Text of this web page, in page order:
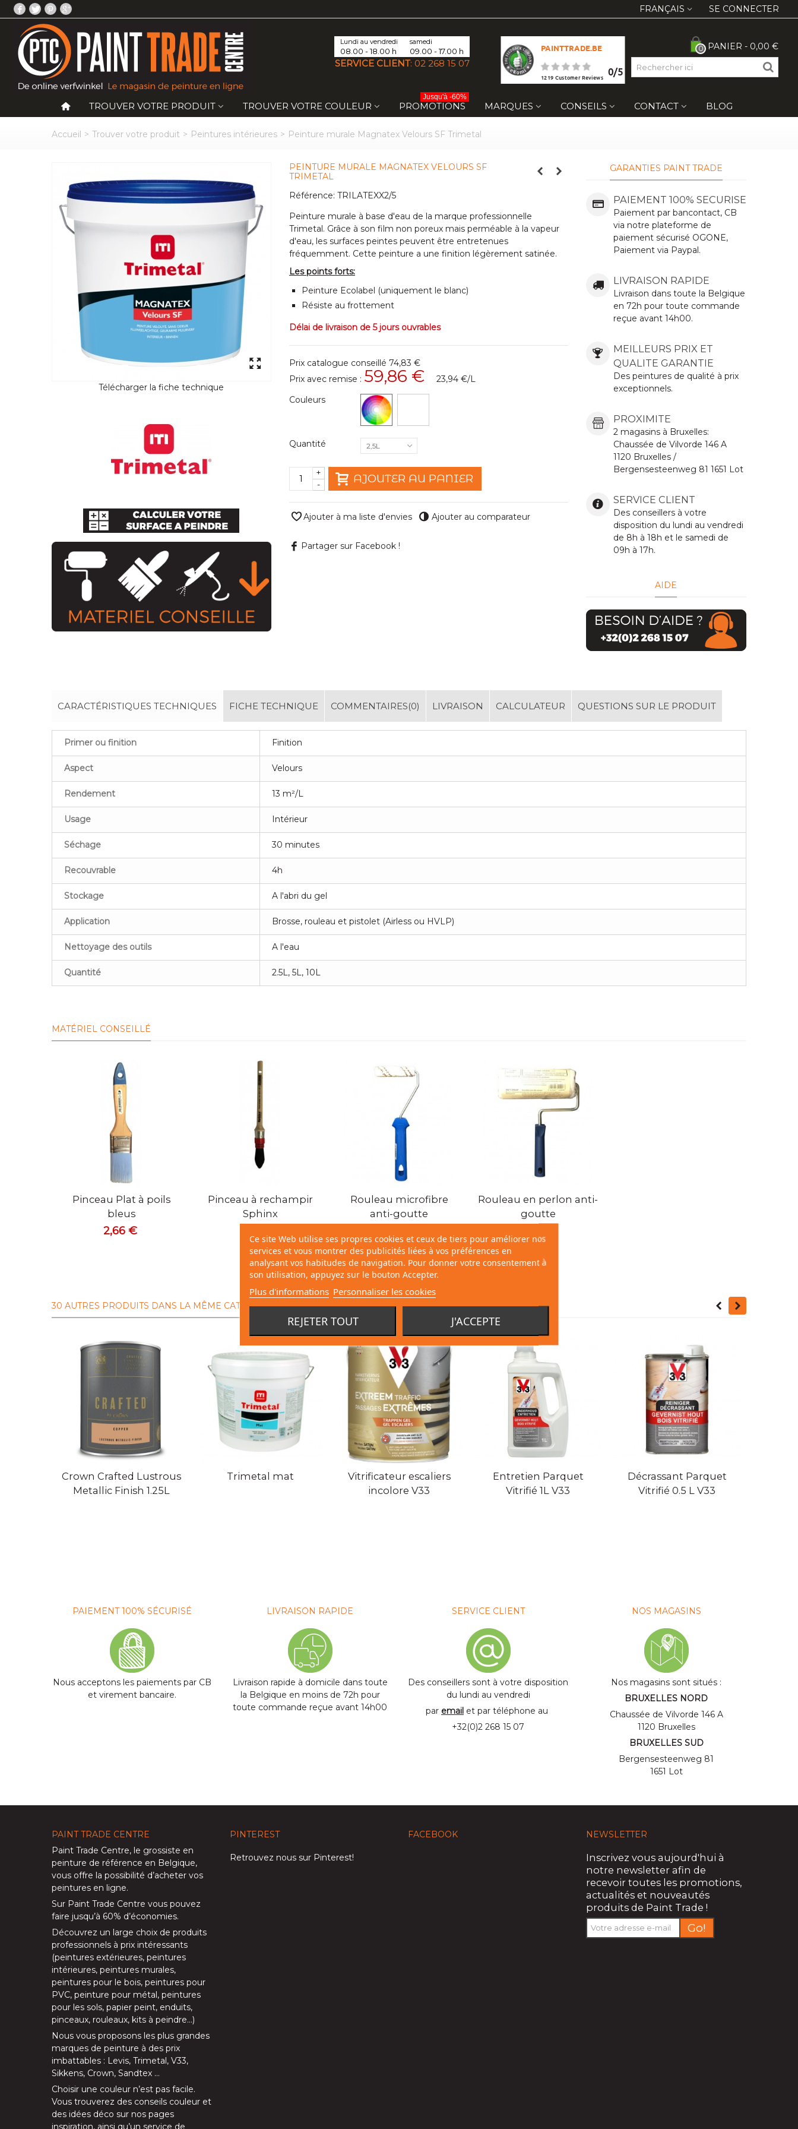
SE CONNECTER
FRANÇAIS
Lundi au vendredi
08.00 - 18.00 h
samedi
09.00 - 17.00 h
SERVICE CLIENT: 02 268 15 07
PAINTTRADE.BE
0/5
1219 Customer Reviews
0 PANIER - 0,00 €
TROUVER VOTRE PRODUIT TROUVER VOTRE COULEUR PROMOTIONS
Jusqu'à -60%
MARQUES CONSEILS CONTACT BLOG
Accueil > Trouver votre produit > Peintures intérieures > Peinture murale Magnatex Velours SF Trimetal
Télécharger la fiche technique
PEINTURE MURALE MAGNATEX VELOURS SF
TRIMETAL
Référence: TRILATEXX2/5
Peinture murale à base d'eau de la marque professionnelle
Trimetal. Grâce à son film non poreux mais perméable à la vapeur
d'eau, les surfaces peintes peuvent être entretenues
fréquemment. Cette peinture a une finition légèrement satinée.
Les points forts:
Peinture Ecolabel (uniquement le blanc)
Résiste au frottement
Délai de livraison de 5 jours ouvrables
Prix catalogue conseillé 74,83 €
Prix avec remise : 59,86 € 23,94 €/L
Couleurs
Quantité 2,5L
-
+ AJOUTER AU PANIER
Ajouter à ma liste d'envies Ajouter au comparateur
Partager sur Facebook !
GARANTIES PAINT TRADE
PAIEMENT 100% SECURISE
Paiement par bancontact, CB
via notre plateforme de
paiement sécurisé OGONE,
Paiement via Paypal.
LIVRAISON RAPIDE
Livraison dans toute la Belgique
en 72h pour toute commande
reçue avant 14h00.
MEILLEURS PRIX ET
QUALITE GARANTIE
Des peintures de qualité à prix
exceptionnels.
PROXIMITE
2 magasins à Bruxelles:
Chaussée de Vilvorde 146 A
1120 Bruxelles /
Bergensesteenweg 81 1651 Lot
SERVICE CLIENT
Des conseillers à votre
disposition du lundi au vendredi
de 8h à 18h et le samedi de
09h à 17h.
AIDE
CARACTÉRISTIQUES TECHNIQUES FICHE TECHNIQUE COMMENTAIRES(0) LIVRAISON CALCULATEUR QUESTIONS SUR LE PRODUIT
Primer ou finition Finition
Aspect Velours
Rendement 13 m²/L
Usage Intérieur
Séchage 30 minutes
Recouvrable 4h
Stockage A l'abri du gel
Application Brosse, rouleau et pistolet (Airless ou HVLP)
Nettoyage des outils A l'eau
Quantité 2.5L, 5L, 10L
MATÉRIEL CONSEILLÉ
Vue rapide
Pinceau Plat à poils
bleus
2,66 €
Vue rapide
Pinceau à rechampir
Sphinx
Vue rapide
Rouleau microfibre
anti-goutte
Vue rapide
Rouleau en perlon anti-
goutte
30 AUTRES PRODUITS DANS LA MÊME CATÉGORIE :
Crown Crafted Lustrous
Metallic Finish 1.25L
Trimetal mat
Vitrificateur escaliers
incolore V33
Entretien Parquet
Vitrifié 1L V33
Décrassant Parquet
Vitrifié 0.5 L V33
PAIEMENT 100% SÉCURISÉ
Nous acceptons les paiements par CB
et virement bancaire.
LIVRAISON RAPIDE
Livraison rapide à domicile dans toute
la Belgique en moins de 72h pour
toute commande reçue avant 14h00
SERVICE CLIENT
Des conseillers sont à votre disposition
du lundi au vendredi
par email et par téléphone au
+32(0)2 268 15 07
NOS MAGASINS
Nos magasins sont situés :
BRUXELLES NORD
Chaussée de Vilvorde 146 A
1120 Bruxelles
BRUXELLES SUD
Bergensesteenweg 81
1651 Lot
PAINT TRADE CENTRE
Paint Trade Centre, le grossiste en
peinture de référence en Belgique,
vous offre la possibilité d’acheter vos
peintures en ligne.
Sur Paint Trade Centre vous pouvez
faire jusqu’à 60% d’économies.
Découvrez un large choix de produits
professionnels à prix intéressants
(peintures extérieures, peintures
intérieures, peintures murales,
peintures pour le bois, peintures pour
PVC, peinture pour métal, peintures
pour les sols, papier peint, enduits,
pinceaux, rouleaux, kits à peindre…)
Nous vous proposons les plus grandes
marques de peinture à des prix
imbattables : Levis, Trimetal, V33,
Sikkens, Crown, Sandtex …
Choisir une couleur n’est pas facile.
Vous trouverez des conseils couleur et
des idées déco sur nos pages
inspiration, ainsi qu’un service de
PINTEREST
Retrouvez nous sur Pinterest!
FACEBOOK NEWSLETTER
Inscrivez vous aujourd'hui à
notre newsletter afin de
recevoir toutes les promotions,
actualités et nouveautés
produits de Paint Trade !
Go!
Ce site Web utilise ses propres cookies et ceux de tiers pour améliorer nos
services et vous montrer des publicités liées à vos préférences en
analysant vos habitudes de navigation. Pour donner votre consentement à
son utilisation, appuyez sur le bouton Accepter.
Plus d'informations Personnaliser les cookies
REJETER TOUT J'ACCEPTE